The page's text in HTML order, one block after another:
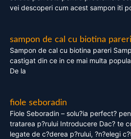
vei descoperi cum acest sampon iti
sampon de cal cu biotina pareri
Sampon de cal cu biotina pareri
castigat din ce in ce mai multa
De la
fiole seboradin
Fiole Seboradin – solu?ia perfect?
tratarea p?rului Introducere Dac? te
legate de c?derea p?rului, ?n?elegi